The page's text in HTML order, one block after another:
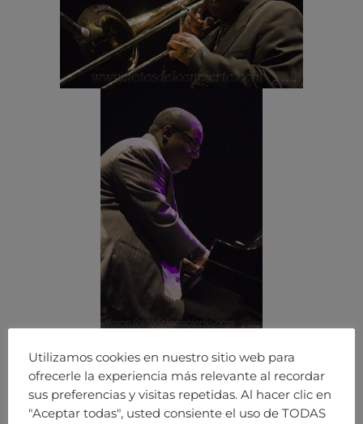
Utilizamos cookies en nuestro sitio web para
ofrecerle la experiencia más relevante al recordar
sus preferencias y visitas repetidas. Al hacer clic en
"Aceptar todas", usted consiente el uso de TODAS